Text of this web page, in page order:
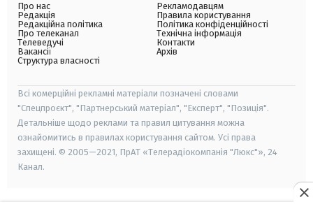
Про нас
Редакція
Редакційна політика
Про телеканал
Телеведучі
Вакансії
Структура власності
Рекламодавцям
Правила користування
Політика конфіденційності
Технічна інформація
Контакти
Архів
Всі комерційні рекламні матеріали позначені словами
"Спецпроєкт", "Партнерський матеріал", "Експерт", "Позиція".
Детальніше щодо реклами та правил цитування можна
ознайомитись в правилах користування сайтом. Усі права
захищені. © 2005—2021, ПрАТ «Телерадіокомпанія "Люкс"», 24
Канал.